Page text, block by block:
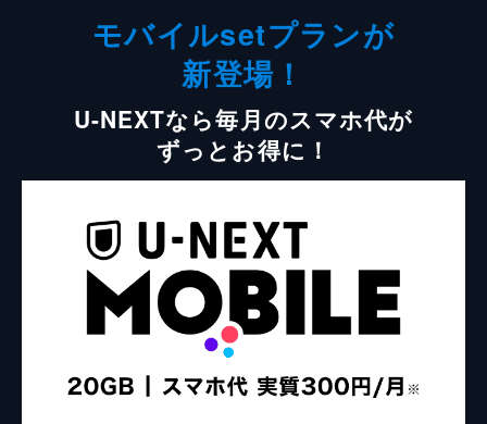
モバイルsetプランが
新登場！
U-NEXTなら毎月のスマホ代が
ずっとお得に！